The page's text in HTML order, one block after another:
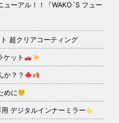
ューアル！！『WAKO´S フュー
超クリアコーティング
ケット
か？？
めに
デジタルインナーミラー